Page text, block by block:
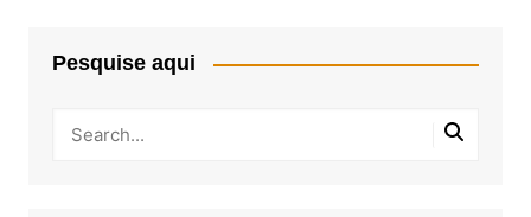
Pesquise aqui